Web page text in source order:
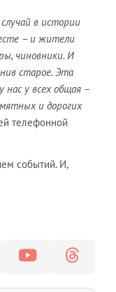
в истории
– и жители
чиновники. И
старое. Эта
нас у всех общая –
и дорогих
телефонной
событий. И,